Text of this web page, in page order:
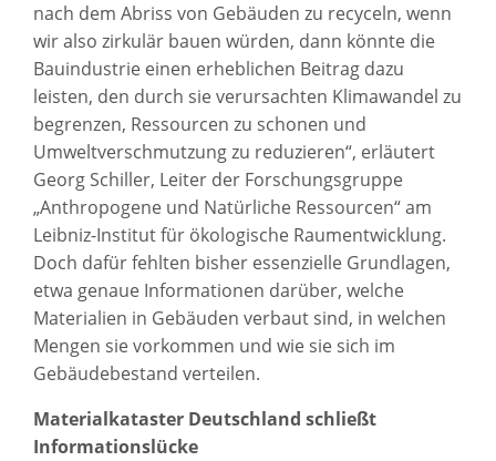
nach dem Abriss von Gebäuden zu recyceln, wenn
wir also zirkulär bauen würden, dann könnte die
Bauindustrie einen erheblichen Beitrag dazu
leisten, den durch sie verursachten Klimawandel zu
begrenzen, Ressourcen zu schonen und
Umweltverschmutzung zu reduzieren“, erläutert
Georg Schiller, Leiter der Forschungsgruppe
„Anthropogene und Natürliche Ressourcen“ am
Leibniz-Institut für ökologische Raumentwicklung.
Doch dafür fehlten bisher essenzielle Grundlagen,
etwa genaue Informationen darüber, welche
Materialien in Gebäuden verbaut sind, in welchen
Mengen sie vorkommen und wie sie sich im
Gebäudebestand verteilen.
Materialkataster Deutschland schließt
Informationslücke